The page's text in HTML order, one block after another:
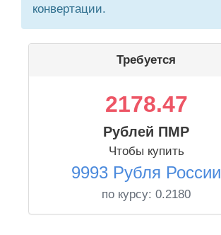
конвертации.
Требуется
2178.47
Рублей ПМР
Чтобы купить
9993 Рубля России
по курсу: 0.2180